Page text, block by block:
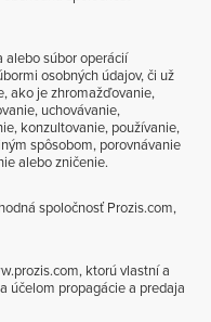
súbor operácií
osobných údajov, či už
ako je zhromažďovanie,
uchovávanie,
konzultovanie, používanie,
spôsobom, porovnávanie
alebo zničenie.
spoločnosť Prozis.com,
ktorú vlastní a
účelom propagácie a predaja